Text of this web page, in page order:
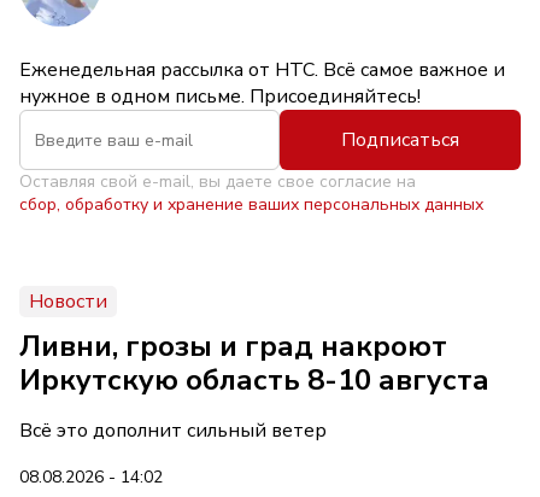
Еженедельная рассылка от НТС. Всё самое важное и
нужное в одном письме. Присоединяйтесь!
Подписаться
Оставляя свой e-mail, вы даете свое согласие на
сбор, обработку и хранение ваших персональных данных
Новости
Ливни, грозы и град накроют
Иркутскую область 8-10 августа
Всё это дополнит сильный ветер
08.08.2026 - 14:02